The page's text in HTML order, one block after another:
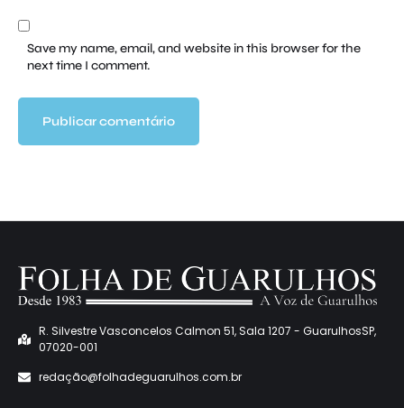
Save my name, email, and website in this browser for the
next time I comment.
R. Silvestre Vasconcelos Calmon 51, Sala 1207 - GuarulhosSP,
07020-001
redação@folhadeguarulhos.com.br